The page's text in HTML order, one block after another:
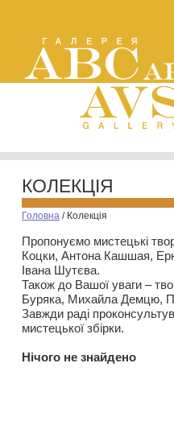
КОЛЕКЦІЯ
Головна / Колекція
Пропонуємо мистецькі
Коцки, Антона Кашшая,
Івана Шутєва.
Також до Вашої уваги –
Буряка, Михайла Демцю,
Завжди раді
мистецької збірки.
Нiчого не знайдено